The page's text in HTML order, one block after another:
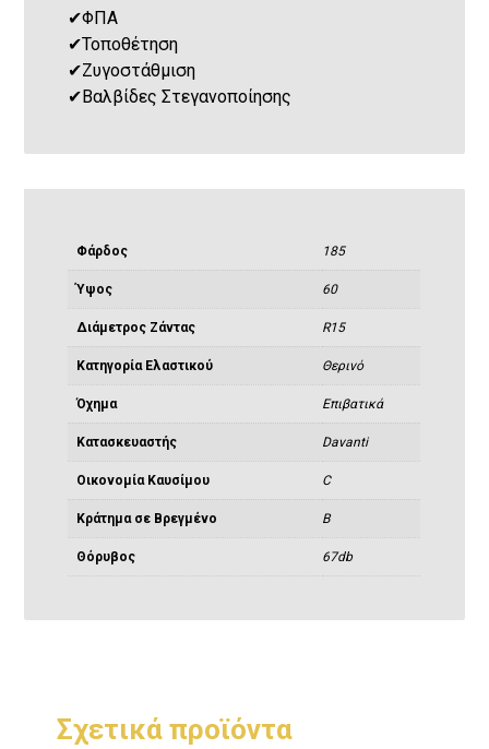
✔ΦΠΑ
✔Τοποθέτηση
✔Ζυγοστάθμιση
✔Βαλβίδες Στεγανοποίησης
Φάρδος 185
Ύψος 60
Διάμετρος Ζάντας R15
Κατηγορία Ελαστικού Θερινό
Όχημα Eπιβατικά
Κατασκευαστής Davanti
Οικονομία Καυσίμου C
Κράτημα σε Βρεγμένο B
Θόρυβος 67db
Σχετικά προϊόντα